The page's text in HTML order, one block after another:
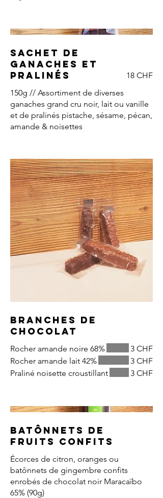
Sachet de
ganaches et
pralinés
150g // Assortiment de diverses
ganaches grand cru noir, lait ou vanille
et de pralinés pistache, sésame, pécan,
amande & noisettes
18 CHF
Branches de
chocolat
Rocher amande noire 68%
3 CHF
Rocher amande lait 42%
3 CHF
Praliné noisette croustillant
3 CHF
Batônnets de
fruits confits
Écorces de citron, oranges ou
batônnets de gingembre confits
enrobés de chocolat noir Maracaïbo
65% (90g)